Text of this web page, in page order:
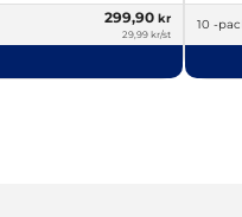
299,90 kr
29,99 kr/st
10 -